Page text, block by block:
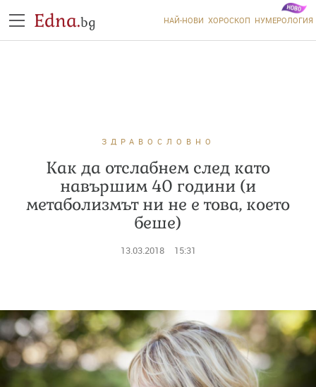
Edna.bg НАЙ-НОВИ ХОРОСКОП НУМЕРОЛОГИЯ
ЗДРАВОСЛОВНО
Как да отслабнем след като
навършим 40 години (и
метаболизмът ни не е това, което
беше)
13.03.2018 15:31